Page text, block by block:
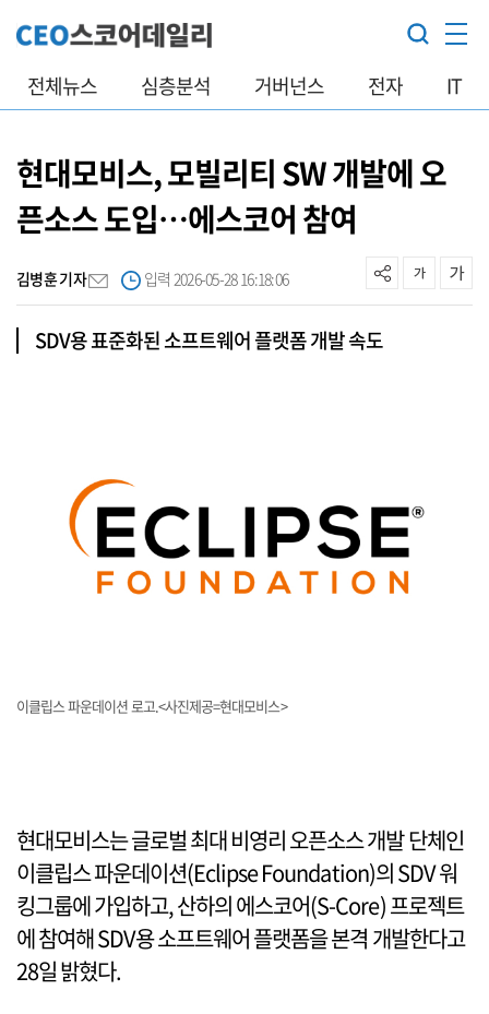
전체뉴스 심층분석 거버넌스 전자 IT
현대모비스, 모빌리티 SW 개발에 오
픈소스 도입…에스코어 참여
김병훈 기자 입력 2026-05-28 16:18:06
SDV용 표준화된 소프트웨어 플랫폼 개발 속도
이클립스 파운데이션 로고.<사진제공=현대모비스>
현대모비스는 글로벌 최대 비영리 오픈소스 개발 단체인
이클립스 파운데이션(Eclipse Foundation)의 SDV 워
킹그룹에 가입하고, 산하의 에스코어(S-Core) 프로젝트
에 참여해 SDV용 소프트웨어 플랫폼을 본격 개발한다고
28일 밝혔다.